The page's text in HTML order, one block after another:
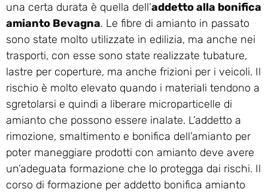
una certa durata è quella dell’addetto alla bonifica
amianto Bevagna. Le fibre di amianto in passato
sono state molto utilizzate in edilizia, ma anche nei
trasporti, con esse sono state realizzate tubature,
lastre per coperture, ma anche frizioni per i veicoli. Il
rischio è molto elevato quando i materiali tendono a
sgretolarsi e quindi a liberare microparticelle di
amianto che possono essere inalate. L’addetto a
rimozione, smaltimento e bonifica dell’amianto per
poter maneggiare prodotti con amianto deve avere
un’adeguata formazione che lo protegga dai rischi. Il
corso di formazione per addetto bonifica amianto